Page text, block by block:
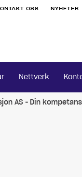
OSS NYHETER
Nettverk
AS - Din